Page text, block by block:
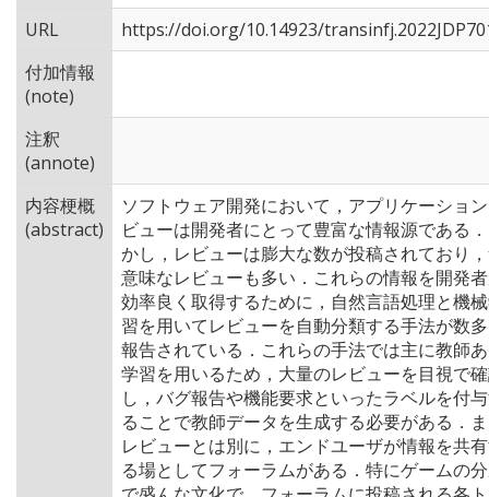
URL
https://doi.org/10.14923/
付加情報
(note)
注釈
(annote)
内容梗概
(abstract)
ソフトウェア開発において，アプリケーショ
ビューは開発者にとって豊富な情報源である
かし，レビューは膨大な数が投稿されており
意味なレビューも多い．これらの情報を開発
効率良く取得するために，自然言語処理と機
習を用いてレビューを自動分類する手法が数
報告されている．これらの手法では主に教師
学習を用いるため，大量のレビューを目視で
し，バグ報告や機能要求といったラベルを付
ることで教師データを生成する必要がある．
レビューとは別に，エンドユーザが情報を共
る場としてフォーラムがある．特にゲームの